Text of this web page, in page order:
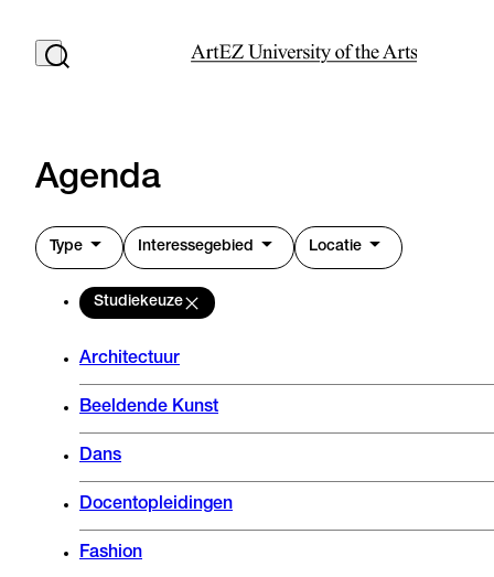
Agenda
Type Interessegebied Locatie
Studiekeuze
Architectuur
Beeldende Kunst
Dans
Docentopleidingen
Fashion